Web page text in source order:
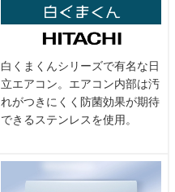
白くまくんシリーズで有名な日
立エアコン。エアコン内部は汚
れがつきにくく防菌効果が期待
できるステンレスを使用。